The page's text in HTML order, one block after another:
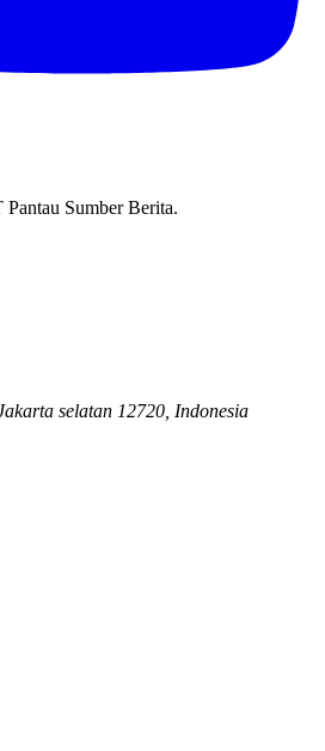
Sumber Berita.
selatan 12720, Indonesia